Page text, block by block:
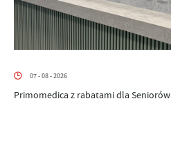
07 - 08 - 2026
Primomedica z rabatami dla Seniorów